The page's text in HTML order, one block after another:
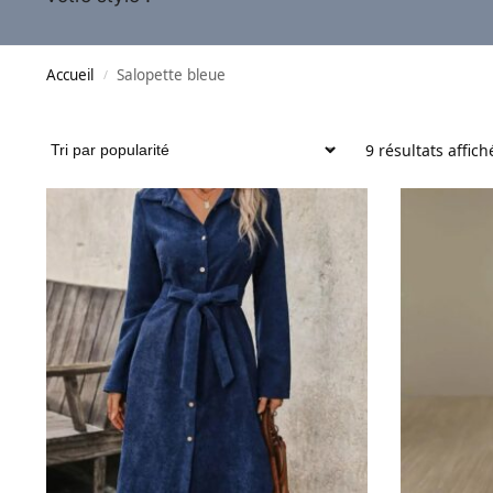
Accueil / Salopette bleue
9 résultats